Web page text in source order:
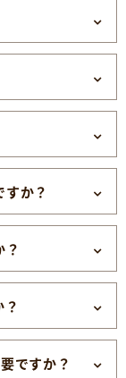
か？
？
ですか？